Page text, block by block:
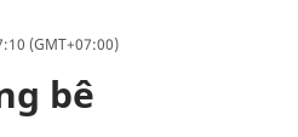
(GMT+07:00)
bê